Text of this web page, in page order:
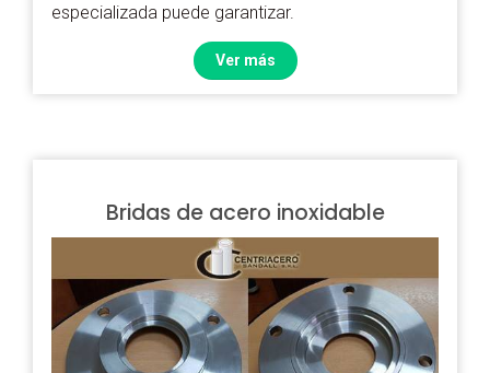
especializada puede garantizar.
Ver más
Bridas de acero inoxidable